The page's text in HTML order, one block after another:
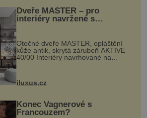
Dveře MASTER – pro
interiéry navržené s
rozumem i vášní!
Otočné dveře MASTER, opláštění
kůže antik, skrytá zárubeň AKTIVE
40/00 Interiéry navrhované na
zakázku často vyžadují atypické
rozměry nejen nábytku, ale i
dnes umož...
iluxus.cz
Konec Vagnerové s
Francouzem?